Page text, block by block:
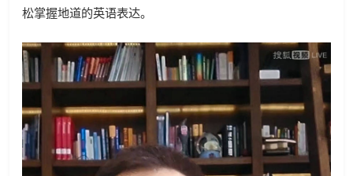
松掌握地道的英语表达。